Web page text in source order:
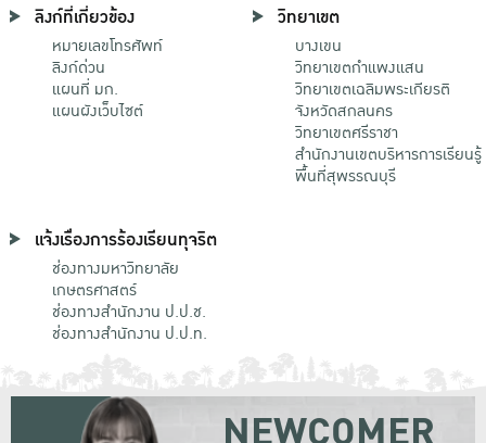
ลิงก์ที่เกี่ยวข้อง
หมายเลขโทรศัพท์
ลิงก์ด่วน
แผนที่ มก.
แผนผังเว็บไซต์
วิทยาเขต
บางเขน
วิทยาเขตกําแพงแสน
วิทยาเขตเฉลิมพระเกียรติ
จังหวัดสกลนคร
วิทยาเขตศรีราชา
สำนักงานเขตบริหารการเรียนรู้
พื้นที่สุพรรณบุรี
แจ้งเรื่องการร้องเรียนทุจริต
ช่องทางมหาวิทยาลัย
เกษตรศาสตร์
ช่องทางสำนักงาน ป.ป.ช.
ช่องทางสำนักงาน ป.ป.ท.